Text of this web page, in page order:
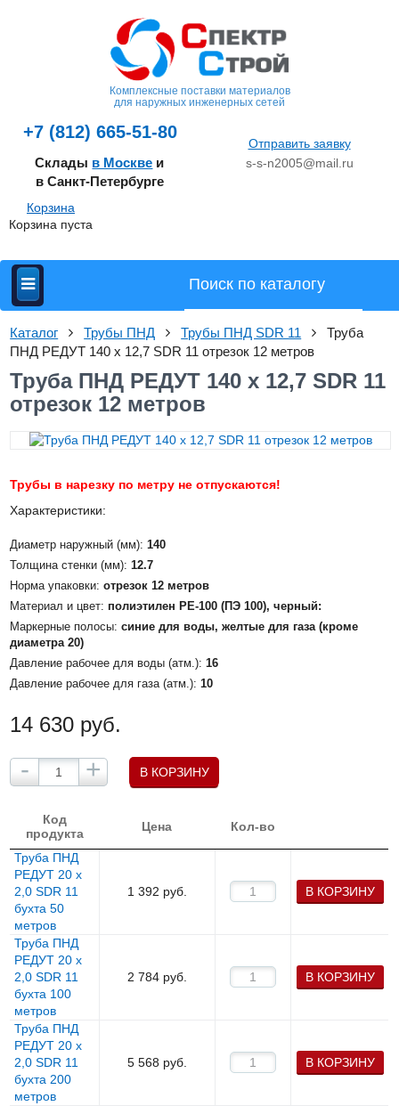
Комплексные поставки материалов
для наружных инженерных сетей
+7 (812) 665-51-80
Склады в Москве и
в Санкт-Петербурге
Отправить заявку
s-s-n2005@mail.ru
Корзина
Корзина пуста
Каталог Трубы ПНД Трубы ПНД SDR 11
Труба
ПНД РЕДУТ 140 х 12,7 SDR 11 отрезок 12 метров
Труба ПНД РЕДУТ 140 х 12,7 SDR 11
отрезок 12 метров
Трубы в нарезку по метру не отпускаются!
Характеристики:
Диаметр наружный (мм): 140
Толщина стенки (мм): 12.7
Норма упаковки: отрезок 12 метров
Материал и цвет: полиэтилен PE-100 (ПЭ 100), черный:
Маркерные полосы: синие для воды, желтые для газа (кроме
диаметра 20)
Давление рабочее для воды (атм.): 16
Давление рабочее для газа (атм.): 10
14 630 руб.
- + В КОРЗИНУ
Код
продукта
Цена Кол-во
Труба ПНД
РЕДУТ 20 х
2,0 SDR 11
бухта 50
метров
1 392 руб. В КОРЗИНУ
Труба ПНД
РЕДУТ 20 х
2,0 SDR 11
бухта 100
метров
2 784 руб. В КОРЗИНУ
Труба ПНД
РЕДУТ 20 х
2,0 SDR 11
бухта 200
метров
5 568 руб. В КОРЗИНУ